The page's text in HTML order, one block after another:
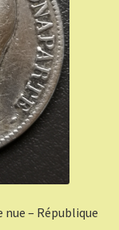
– République